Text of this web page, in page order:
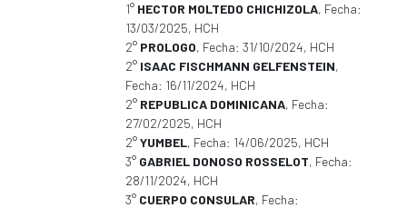
1° HECTOR MOLTEDO CHICHIZOLA, Fecha:
13/03/2025, HCH
2° PROLOGO, Fecha: 31/10/2024, HCH
2° ISAAC FISCHMANN GELFENSTEIN,
Fecha: 16/11/2024, HCH
2° REPUBLICA DOMINICANA, Fecha:
27/02/2025, HCH
2°YUMBEL, Fecha: 14/06/2025, HCH
3° GABRIEL DONOSO ROSSELOT, Fecha:
28/11/2024, HCH
3° CUERPO CONSULAR, Fecha: